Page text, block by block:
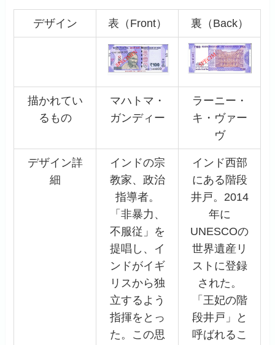
デザイン 表（Front） 裏（Back）
描かれてい
るもの
マハトマ・
ガンディー
ラーニー・
キ・ヴァー
ヴ
デザイン詳
細
インドの宗
教家、政治
指導者。
「非暴力、
不服従」を
提唱し、イ
ンドがイギ
リスから独
立するよう
指揮をとっ
た。この思
インド西部
にある階段
井戸。2014
年に
UNESCOの
世界遺産リ
ストに登録
された。
「王妃の階
段井戸」と
呼ばれるこ